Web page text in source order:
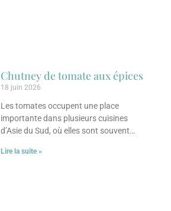
Chutney de tomate aux épices
18 juin 2026
Les tomates occupent une place
importante dans plusieurs cuisines
d’Asie du Sud, où elles sont souvent
condiments parfumés. Ce chutney
Lire la suite »